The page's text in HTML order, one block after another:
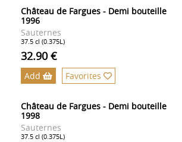
Château de Fargues - Demi bouteille
1996
Sauternes
37.5 cl (0.375L)
32.90 €
Add Favorites
Château de Fargues - Demi bouteille
1998
Sauternes
37.5 cl (0.375L)